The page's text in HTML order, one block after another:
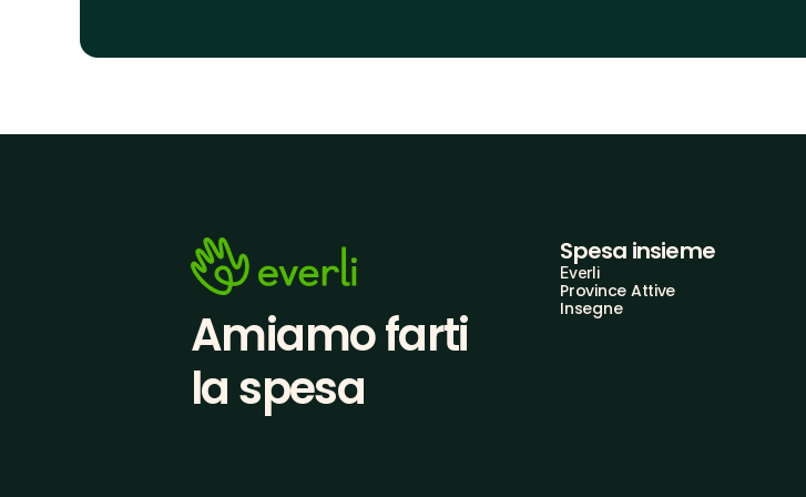
Amiamo farti
la spesa
Spesa insieme
Everli
Province Attive
Insegne